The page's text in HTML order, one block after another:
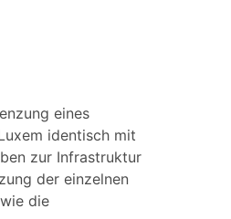
eines
identisch mit
zur Infrastruktur
der einzelnen
die